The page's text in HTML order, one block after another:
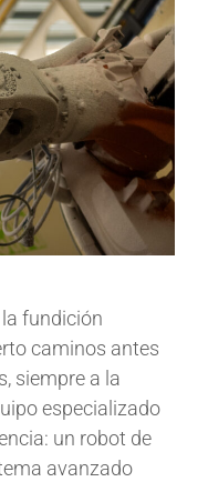
fundición
caminos antes
siempre a la
especializado
un robot de
avanzado